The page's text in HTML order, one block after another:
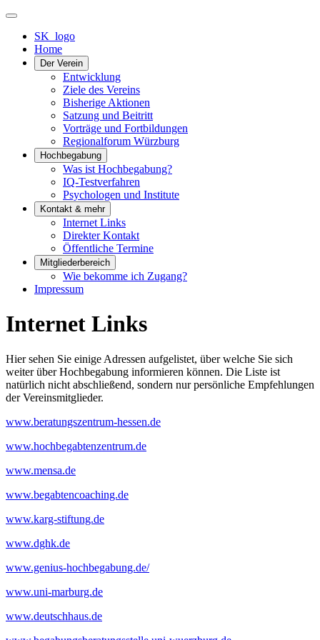
SK_logo
Home
Der Verein
Entwicklung
Ziele des Vereins
Bisherige Aktionen
Satzung und Beitritt
Vorträge und Fortbildungen
Regionalforum Würzburg
Hochbegabung
Was ist Hochbegabung?
IQ-Testverfahren
Psychologen und Institute
Kontakt & mehr
Internet Links
Direkter Kontakt
Öffentliche Termine
Mitgliederbereich
Wie bekomme ich Zugang?
Impressum
Internet Links
Hier sehen Sie einige Adressen aufgelistet, über welche Sie sich
weiter über Hochbegabung informieren können. Die Liste ist
natürlich nicht abschließend, sondern nur persönliche Empfehlungen
der Vereinsmitglieder.
www.beratungszentrum-hessen.de
www.hochbegabtenzentrum.de
www.mensa.de
www.begabtencoaching.de
www.karg-stiftung.de
www.dghk.de
www.genius-hochbegabung.de/
www.uni-marburg.de
www.deutschhaus.de